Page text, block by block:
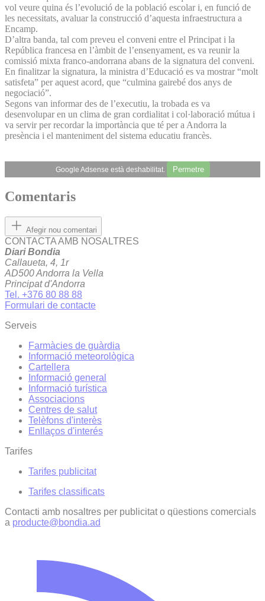
vol veure quina és l’evolució de la població escolar i, en funció de
les necessitats, avaluar la construcció d’aquesta infraestructura a
Encamp.
D’altra banda, tal com preveu el conveni entre el Principat i la
República francesa en l’àmbit de l’ensenyament, es va reunir la
comissió mixta franco-andorrana abans de la signatura del conveni.
En finalitzar la signatura, la ministra d’Educació es va mostrar “molt
satisfeta” per aquest acord, que “culmina gairebé dos anys de
negociació”.
Segons van informar des de l’executiu, la trobada es va
desenvolupar en un clima de gran cordialitat i col·laboració mútua i
va servir per recordar la importància que té per a Andorra la
presència i el manteniment del sistema educatiu francès.
Google Adsense està deshabilitat. Permetre
Comentaris
Afegir nou comentari
CONTACTA AMB NOSALTRES
Diari Bondia
Callaueta, 4, 1r
AD500 Andorra la Vella
Principat d'Andorra
Tel. +376 80 88 88
Formulari de contacte
Serveis
Farmàcies de guàrdia
Informació meteorològica
Cartellera
Informació general
Informació turística
Associacions
Centres de salut
Telèfons d'interès
Enllaços d'interés
Tarifes
Tarifes publicitat
Tarifes classificats
Contacti amb nosaltres per publicitat o qüestions comercials
a producte@bondia.ad